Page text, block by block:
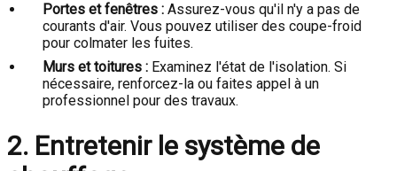
Portes et fenêtres : Assurez-vous qu'il n'y a pas de
courants d'air. Vous pouvez utiliser des coupe-froid
pour colmater les fuites.
Murs et toitures : Examinez l'état de l'isolation. Si
nécessaire, renforcez-la ou faites appel à un
professionnel pour des travaux.
2. Entretenir le système de